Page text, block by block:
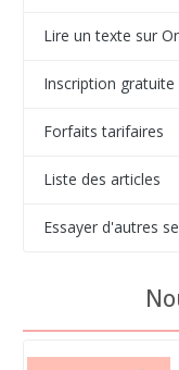
Lire un texte sur
Inscription gratuite
Forfaits tarifaires
Liste des articles
Essayer d'autres